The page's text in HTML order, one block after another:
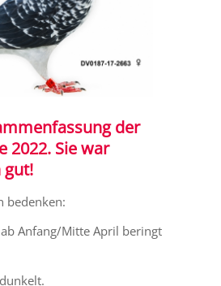
der
2022. Sie war
gut!
bedenken:
Anfang/Mitte April beringt